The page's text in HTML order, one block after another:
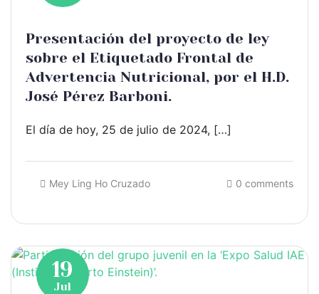
Presentación del proyecto de ley
sobre el Etiquetado Frontal de
Advertencia Nutricional, por el H.D.
José Pérez Barboni.
El día de hoy, 25 de julio de 2024, […]
Mey Ling Ho Cruzado 0 comments
19
Jul